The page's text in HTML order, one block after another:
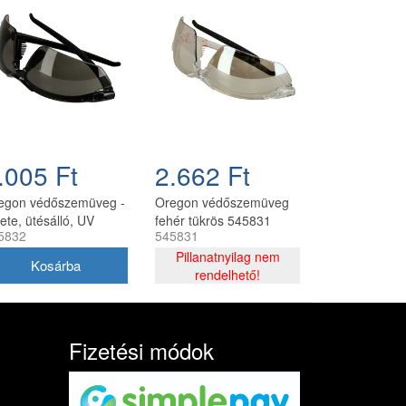
Ft
védőszemüveg -
ütésálló, UV
2.662 Ft
Oregon védőszemüveg
fehér tükrös 545831
545831
Pillanatnyilag nem
rendelhető!
Fizetési módok